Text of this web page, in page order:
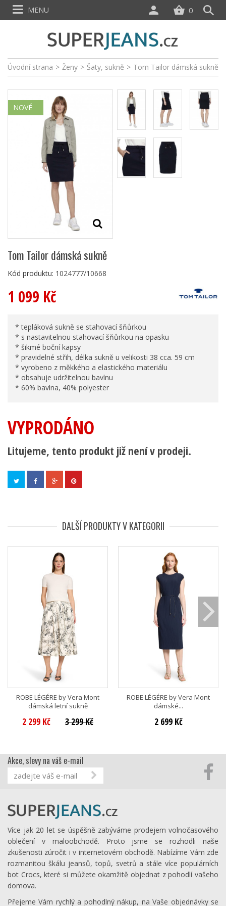
Úvodní strana > Ženy > Šaty, sukně > Tom Tailor dámská sukně
NOVÉ
Tom Tailor dámská sukně
Kód produktu: 1024777/10668
1 099 Kč
* tepláková sukně se stahovací šňůrkou
* s nastavitelnou stahovací šňůrkou na opasku
* šikmé boční kapsy
* pravidelné střih, délka sukně u velikosti 38 cca. 59 cm
* vyrobeno z měkkého a elastického materiálu
* obsahuje udržitelnou bavlnu
* 60% bavlna, 40% polyester
VYPRODÁNO
Litujeme, tento produkt již není v prodeji.
DALŠÍ PRODUKTY V KATEGORII
ROBE LÉGÉRE by Vera Mont
dámská letní sukně
2 299 Kč 3 299 Kč
ROBE LÉGÉRE by Vera Mont
dámské...
2 699 Kč
0
MENU
Akce, slevy na váš e-mail
Více jak 20 let se úspěšně zabýváme prodejem volnočasového
oblečení v maloobchodě. Proto jsme se rozhodli naše
zkušenosti zúročit i v internetovém obchodě. Nabízíme Vám zde
rozmanitou škálu jeansů, topů, svetrů a stále více populárních
bot Crocs, které si můžete okamžitě objednat z pohodlí vašeho
domova.
Přejeme Vám rychlý a pohodlný nákup, na Vaše objednávky se